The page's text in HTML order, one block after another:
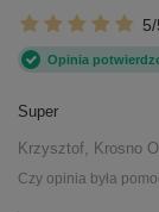
Opinia
Super
Krzysztof, Krosno
Czy opinia była